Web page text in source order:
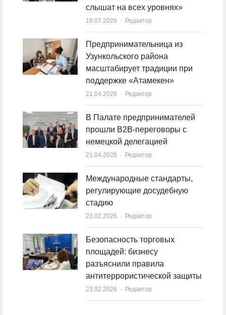
слышат на всех уровнях»
16.07.2026 Author
Редактор
Предпринимательница из
Узункольского района
масштабирует традиции при
поддержке «Атамекен»
21.04.2026 Author
Редактор
В Палате предпринимателей
прошли B2B-переговоры с
немецкой делегацией
21.04.2026 Author
Редактор
Международные стандарты,
регулирующие досудебную
стадию
23.02.2026 Author
Редактор
Безопасность торговых
площадей: бизнесу
разъяснили правила
антитеррористической защиты
23.02.2026 Author
Редактор